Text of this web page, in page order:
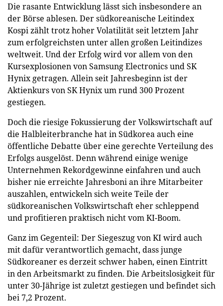
Die rasante Entwicklung lässt sich insbesondere an
der Börse ablesen. Der südkoreanische Leitindex
Kospi zählt trotz hoher Volatilität seit letztem Jahr
zum erfolgreichsten unter allen großen Leitindizes
weltweit. Und der Erfolg wird vor allem von den
Kursexplosionen von Samsung Electronics und SK
Hynix getragen. Allein seit Jahresbeginn ist der
Aktienkurs von SK Hynix um rund 300 Prozent
gestiegen.
Doch die riesige Fokussierung der Volkswirtschaft auf
die Halbleiterbranche hat in Südkorea auch eine
öffentliche Debatte über eine gerechte Verteilung des
Erfolgs ausgelöst. Denn während einige wenige
Unternehmen Rekordgewinne einfahren und auch
bisher nie erreichte Jahresboni an ihre Mitarbeiter
auszahlen, entwickeln sich weite Teile der
südkoreanischen Volkswirtschaft eher schleppend
und profitieren praktisch nicht vom KI-Boom.
Ganz im Gegenteil: Der Siegeszug von KI wird auch
mit dafür verantwortlich gemacht, dass junge
Südkoreaner es derzeit schwer haben, einen Eintritt
in den Arbeitsmarkt zu finden. Die Arbeitslosigkeit für
unter 30-Jährige ist zuletzt gestiegen und befindet sich
bei 7,2 Prozent.